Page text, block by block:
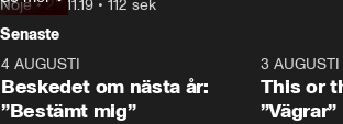
Det berättade han för biståndsminister Peter
nyligen besökte Kongo-Kinshasa.
Nöje•22.11.19 • 112 sek
Senaste
4 AUGUSTI
Beskedet om nästa år:
”Bestämt mig”
3 AUGUSTI
This or
”Vägrar”